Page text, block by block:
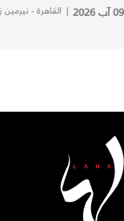
09 آب 2026 | القاهرة -